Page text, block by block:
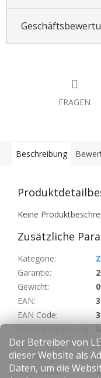
Der Betreiber von
dieser Website als
Daten, um die
FRAGEN
Beschreibung
Keine
Zusätzliche
Kategorie:
Garantie:
Gewicht:
EAN:
EAN Code:
IP-Schutz:
Kabellänge:
Körperfarbe: